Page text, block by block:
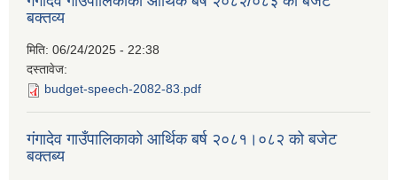
बक्तव्य
मिति: 06/24/2025 - 22:38
दस्तावेज:
budget-speech-2082-83.pdf
गंगादेव गाउँपालिकाको आर्थिक बर्ष २०८१।०८२ को बजेट
बक्तब्य